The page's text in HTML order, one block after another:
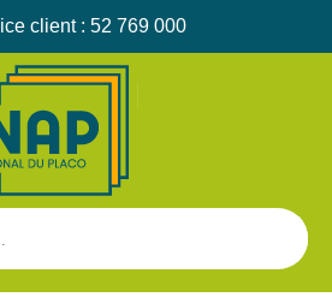
client : 52 769 000